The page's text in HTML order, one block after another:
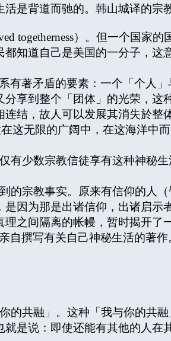
是背道而驰的。韩山城译的宗
togetherness）。但一个国家的
知道自己是美国的一分子，这
著矛盾的要素：一个「个人」
享到整个「团体」的光荣，这
结，故人可以发展其消失於整
这无限的广阔中，在这海洋中
有少数宗教信徒享有这种神秘
的宗教事实。原来有信仰的人
因为那是出诸信仰，出诸启示
之间隔离的帐幔，暂时揭开了
自撰写有关自己神秘生活的著
的共融」。这种「我与你的共
是说：即使还能有其他的人在